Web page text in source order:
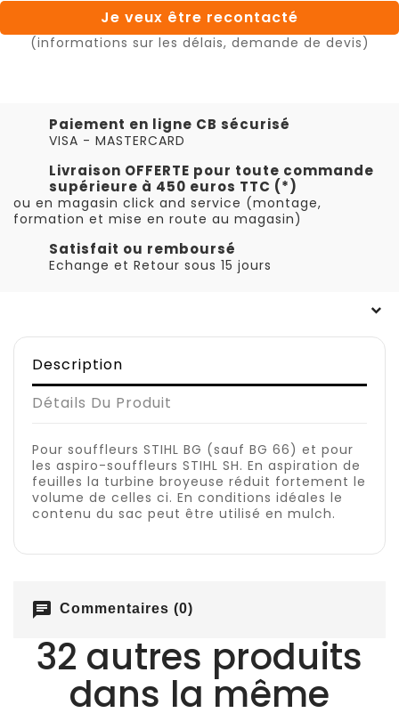
Je veux être recontacté
(informations sur les délais, demande de devis)
Paiement en ligne CB sécurisé
VISA - MASTERCARD
Livraison OFFERTE pour toute commande
supérieure à 450 euros TTC (*)
ou en magasin click and service (montage,
formation et mise en route au magasin)
Satisfait ou remboursé
Echange et Retour sous 15 jours
Description
Détails Du Produit
Pour souffleurs STIHL BG (sauf BG 66) et pour
les aspiro-souffleurs STIHL SH. En aspiration de
feuilles la turbine broyeuse réduit fortement le
volume de celles ci. En conditions idéales le
contenu du sac peut être utilisé en mulch.
chat Commentaires (0)
32 autres produits
dans la même